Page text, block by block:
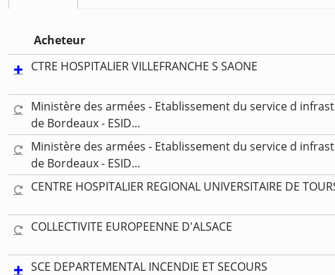
Acheteur
CTRE HOSPITALIER VILLEFRANCHE S SAONE
Ministère des armées - Etablissement du service d
de Bordeaux - ESID...
Ministère des armées - Etablissement du service d
de Bordeaux - ESID...
CENTRE HOSPITALIER REGIONAL UNIVERSITAIRE DE
COLLECTIVITE EUROPEENNE D'ALSACE
SCE DEPARTEMENTAL INCENDIE ET SECOURS